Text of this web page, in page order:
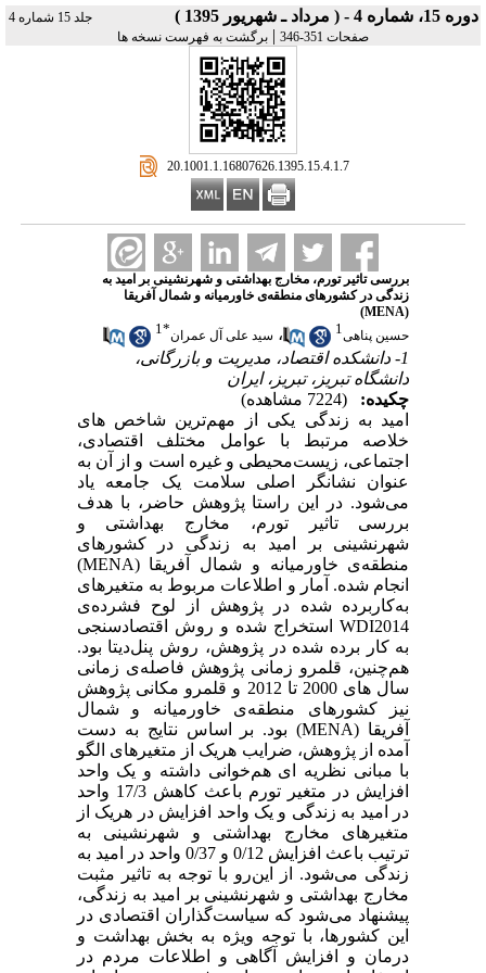
دوره 15، شماره 4 - ( مرداد ـ شهریور 1395 )
جلد 15 شماره 4
صفحات 351-346
| برگشت به فهرست نسخه ها
‎ 20.1001.1.16807626.1395.15.4.1.7
بررسی تاثیر تورم، مخارج بهداشتی و شهرنشینی بر امید به
زندگی در کشورهای منطقه‌ی خاورمیانه و شمال آفریقا
(MENA)
حسین پناهی1 ، سید علی آل عمران*
1
1- دانشکده‌ اقتصاد، مدیریت و بازرگانی،
دانشگاه تبریز، تبریز، ایران
چکیده:
(7224 مشاهده)
امید به زندگی یکی از مهم‌ترین شاخص های
خلاصه مرتبط با عوامل مختلف اقتصادی،
اجتماعی، زیست‌محیطی و غیره است و از آن به
عنوان نشانگر اصلی سلامت یک جامعه یاد
می‌شود. در این راستا پژوهش حاضر، با هدف
بررسی تاثیر تورم، مخارج بهداشتی و
شهرنشینی بر امید به زندگی در کشورهای
منطقه‌ی خاورمیانه و شمال آفریقا (MENA)
انجام شده. آمار و اطلاعات مربوط به متغیرهای
به‌کاربرده شده در پژوهش از لوح فشرده‌ی
WDI2014 استخراج شده و روش اقتصادسنجی
به کار برده شده در پژوهش، روش پنل‌دیتا بود.
هم‌چنین، قلمرو زمانی پژوهش فاصله‌ی زمانی
سال های 2000 تا 2012 و قلمرو مکانی پژوهش
نیز کشورهای منطقه‌ی خاورمیانه و شمال
آفریقا (MENA) بود. بر اساس نتایج به دست
آمده از پژوهش، ضرایب هریک از متغیرهای الگو
با مبانی نظریه ای هم‌خوانی داشته و یک واحد
افزایش در متغیر تورم باعث کاهش 17/3 واحد
در امید به زندگی و یک واحد افزایش در هریک از
متغیرهای مخارج بهداشتی و شهرنشینی به
ترتیب باعث افزایش 0/12 و 0/37 واحد در امید به
زندگی می‌شود. از این‌رو با توجه به تاثیر مثبت
مخارج بهداشتی و شهرنشینی بر امید به زندگی،
پیشنهاد می‌شود که سیاست‌گذاران اقتصادی در
این کشورها، با توجه ویژه به بخش بهداشت و
درمان و افزایش آگاهی و اطلاعات مردم در